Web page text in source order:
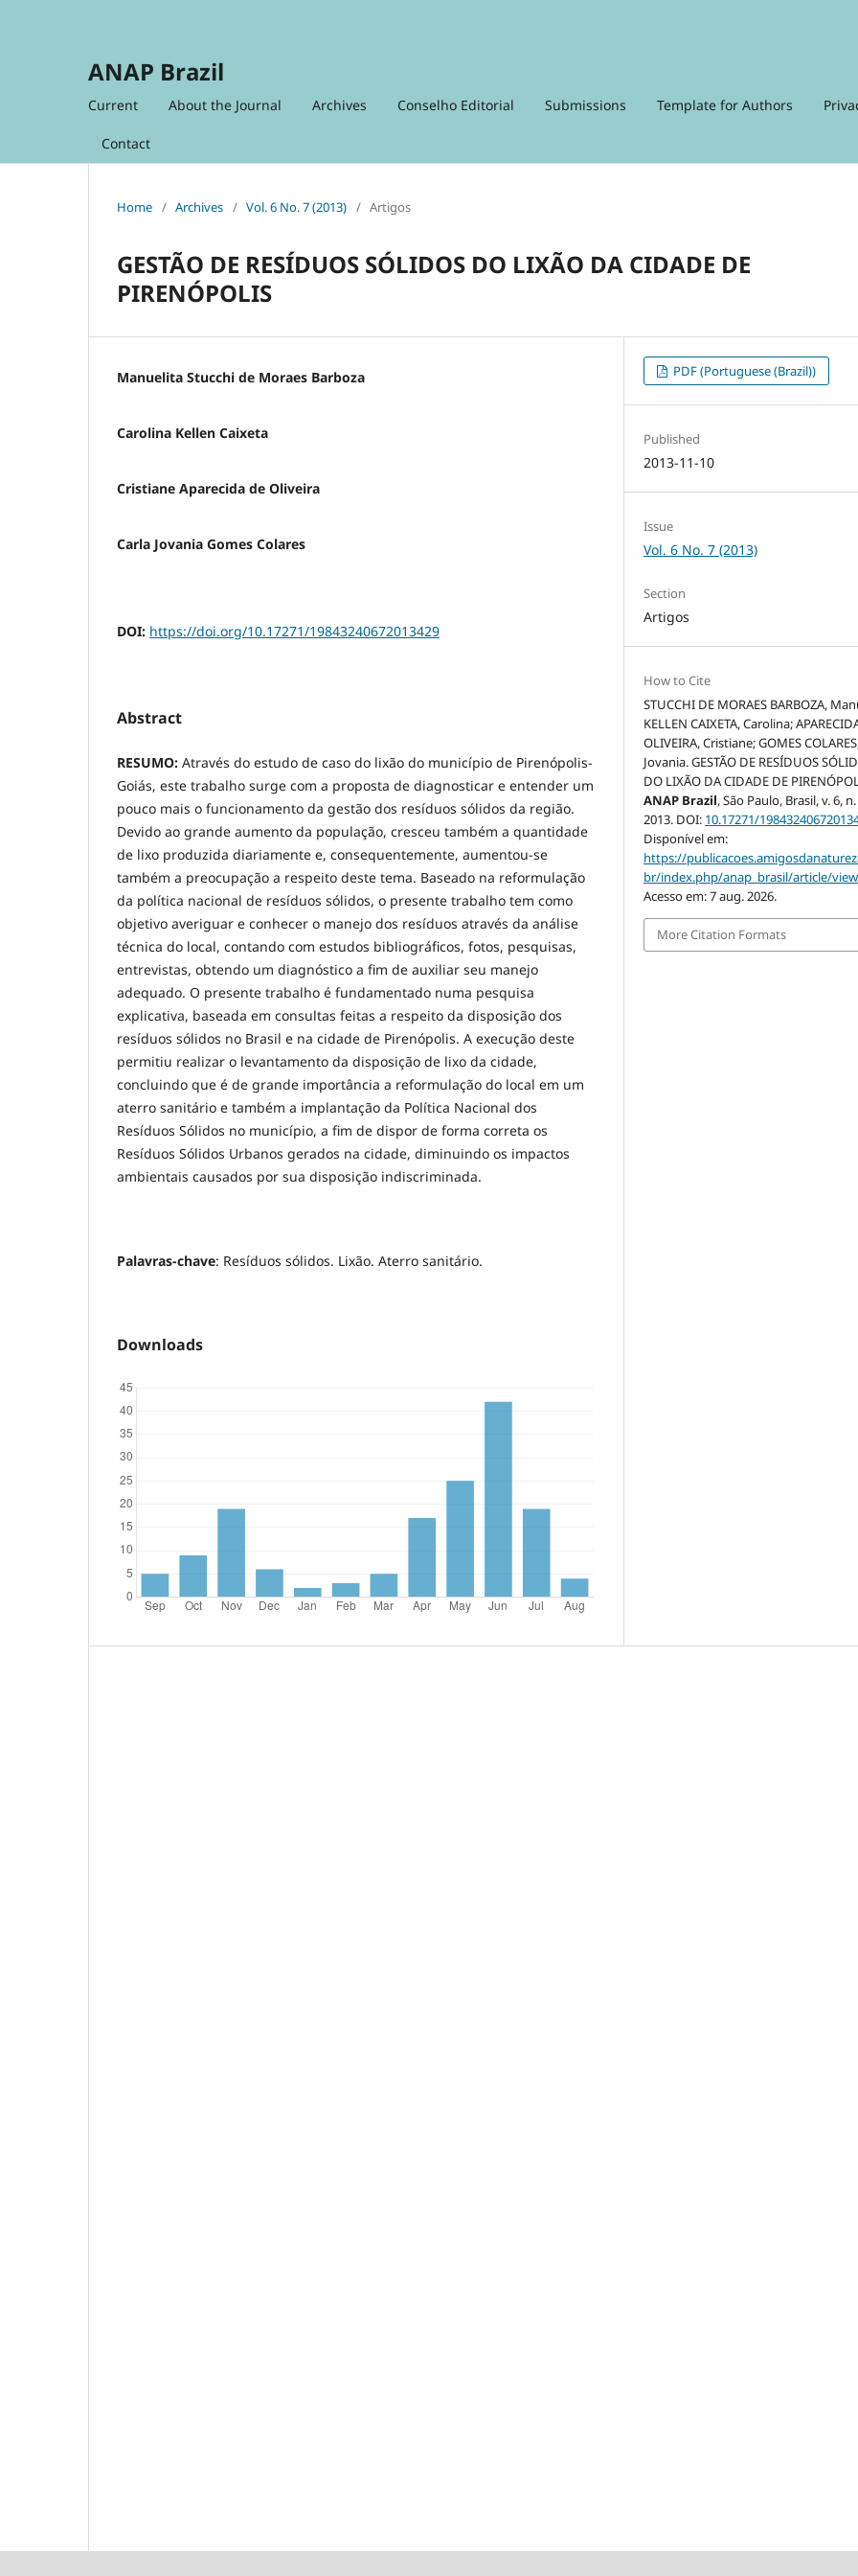
ANAP Brazil
Current About the Journal Archives Conselho Editorial Submissions Template for Authors
Contact
Home / Archives / Vol. 6 No. 7 (2013) / Artigos
GESTÃO DE RESÍDUOS SÓLIDOS DO LIXÃO DA CIDADE DE
PIRENÓPOLIS
Manuelita Stucchi de Moraes Barboza
Carolina Kellen Caixeta
Cristiane Aparecida de Oliveira
Carla Jovania Gomes Colares
DOI: https://doi.org/10.17271/19843240672013429
Abstract
RESUMO: Através do estudo de caso do lixão do município de Pirenópolis-
Goiás, este trabalho surge com a proposta de diagnosticar e entender um
pouco mais o funcionamento da gestão dos resíduos sólidos da região.
Devido ao grande aumento da população, cresceu também a quantidade
de lixo produzida diariamente e, consequentemente, aumentou-se
também a preocupação a respeito deste tema. Baseado na reformulação
da política nacional de resíduos sólidos, o presente trabalho tem como
objetivo averiguar e conhecer o manejo dos resíduos através da análise
técnica do local, contando com estudos bibliográficos, fotos, pesquisas,
entrevistas, obtendo um diagnóstico a fim de auxiliar seu manejo
adequado. O presente trabalho é fundamentado numa pesquisa
explicativa, baseada em consultas feitas a respeito da disposição dos
resíduos sólidos no Brasil e na cidade de Pirenópolis. A execução deste
permitiu realizar o levantamento da disposição de lixo da cidade,
concluindo que é de grande importância a reformulação do local em um
aterro sanitário e também a implantação da Política Nacional dos
Resíduos Sólidos no município, a fim de dispor de forma correta os
Resíduos Sólidos Urbanos gerados na cidade, diminuindo os impactos
ambientais causados por sua disposição indiscriminada.
Palavras-chave: Resíduos sólidos. Lixão. Aterro sanitário.
Downloads
PDF (Portuguese (Brazil))
Published
2013-11-10
Issue
Vol. 6 No. 7 (2013)
Section
Artigos
How to Cite
STUCCHI DE MORAES BARBOZA,
KELLEN CAIXETA, Carolina;
OLIVEIRA, Cristiane; GOMES
Jovania. GESTÃO DE RESÍDUOS
DO LIXÃO DA CIDADE DE
ANAP Brazil, São Paulo, Brasil, v. 6,
2013. DOI: 10.17271/
Disponível em:
https://
br/index.php/anap_brasil/article/
Acesso em: 7 aug. 2026.
More Citation Formats